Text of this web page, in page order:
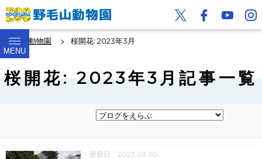
MENU
野毛山動物園 桜開花: 2023年3月
桜開花: 2023年3月記事一覧
更新日：2023.03.30